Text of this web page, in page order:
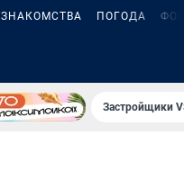
ЗНАКОМСТВА ПОГОДА
Застройщики